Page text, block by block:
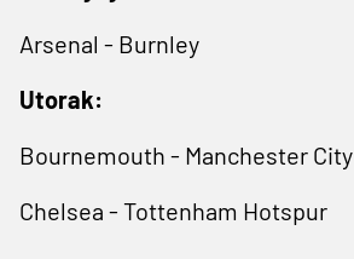
Arsenal - Burnley
Utorak:
Bournemouth - Manchester City
Chelsea - Tottenham Hotspur